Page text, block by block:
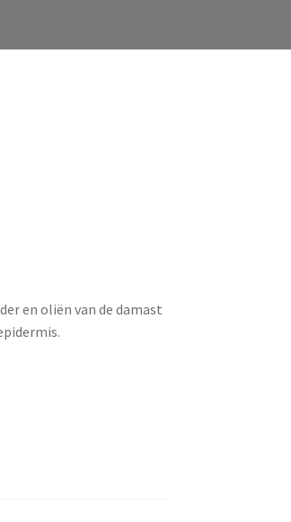
en oliën van de damast